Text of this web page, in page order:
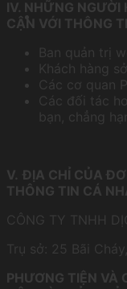
IV. NHỮNG NGƯỜI
CẬN VỚI THÔNG
Ban quản trị
Khách hàng
Các cơ quan
Các đối tác
bạn, chẳng
V. ĐỊA CHỈ CỦA
THÔNG TIN CÁ
CÔNG TY TNHH
Trụ sở: 25 Bãi
PHƯƠNG TIỆN VÀ